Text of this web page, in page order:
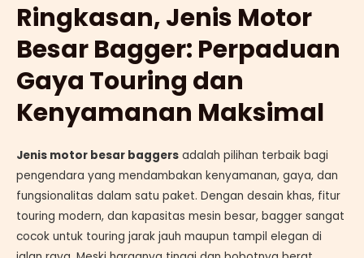
Ringkasan, Jenis Motor
Besar Bagger: Perpaduan
Gaya Touring dan
Kenyamanan Maksimal
Jenis motor besar baggers adalah pilihan terbaik bagi
pengendara yang mendambakan kenyamanan, gaya, dan
fungsionalitas dalam satu paket. Dengan desain khas, fitur
touring modern, dan kapasitas mesin besar, bagger sangat
cocok untuk touring jarak jauh maupun tampil elegan di